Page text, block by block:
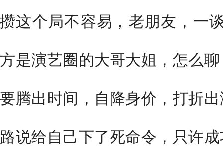
攒这个局不容易，老朋友，一
方是演艺圈的大哥大姐，怎么
要腾出时间，自降身价，打折
路说给自己下了死命令，只许